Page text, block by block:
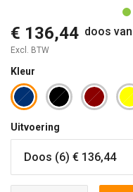
€ 136,44 doos
Excl. BTW
Kleur
Uitvoering